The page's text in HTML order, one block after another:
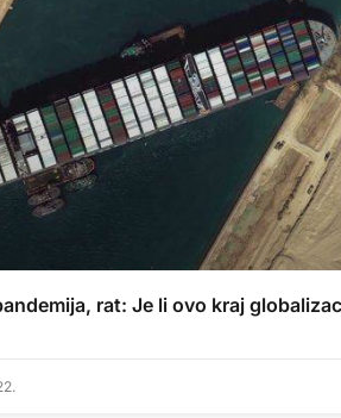
rat: Je li ovo kraj